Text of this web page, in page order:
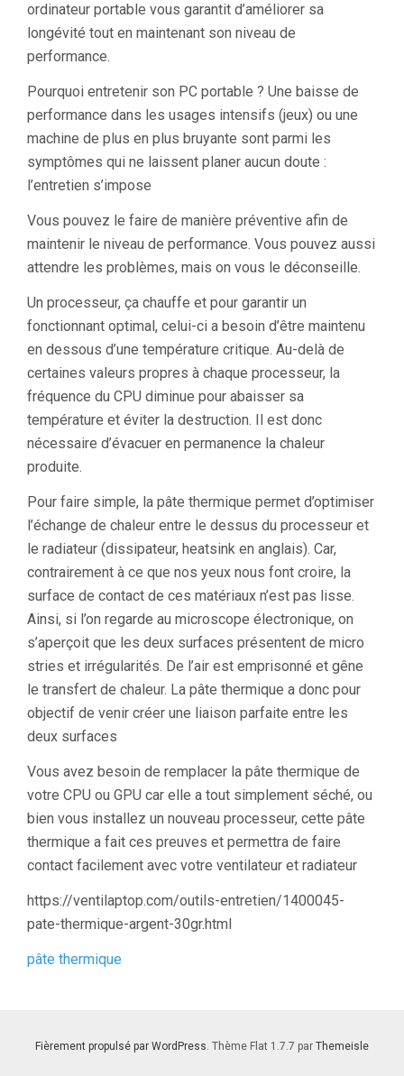
ordinateur portable vous garantit d’améliorer sa
longévité tout en maintenant son niveau de
performance.
Pourquoi entretenir son PC portable ? Une baisse de
performance dans les usages intensifs (jeux) ou une
machine de plus en plus bruyante sont parmi les
symptômes qui ne laissent planer aucun doute :
l’entretien s’impose
Vous pouvez le faire de manière préventive afin de
maintenir le niveau de performance. Vous pouvez aussi
attendre les problèmes, mais on vous le déconseille.
Un processeur, ça chauffe et pour garantir un
fonctionnant optimal, celui-ci a besoin d’être maintenu
en dessous d’une température critique. Au-delà de
certaines valeurs propres à chaque processeur, la
fréquence du CPU diminue pour abaisser sa
température et éviter la destruction. Il est donc
nécessaire d’évacuer en permanence la chaleur
produite.
Pour faire simple, la pâte thermique permet d’optimiser
l’échange de chaleur entre le dessus du processeur et
le radiateur (dissipateur, heatsink en anglais). Car,
contrairement à ce que nos yeux nous font croire, la
surface de contact de ces matériaux n’est pas lisse.
Ainsi, si l’on regarde au microscope électronique, on
s’aperçoit que les deux surfaces présentent de micro
stries et irrégularités. De l’air est emprisonné et gêne
le transfert de chaleur. La pâte thermique a donc pour
objectif de venir créer une liaison parfaite entre les
deux surfaces
Vous avez besoin de remplacer la pâte thermique de
votre CPU ou GPU car elle a tout simplement séché, ou
bien vous installez un nouveau processeur, cette pâte
thermique a fait ces preuves et permettra de faire
contact facilement avec votre ventilateur et radiateur
https://ventilaptop.com/outils-entretien/1400045-
pate-thermique-argent-30gr.html
pâte thermique
Fièrement propulsé par WordPress. Thème Flat 1.7.7 par Themeisle